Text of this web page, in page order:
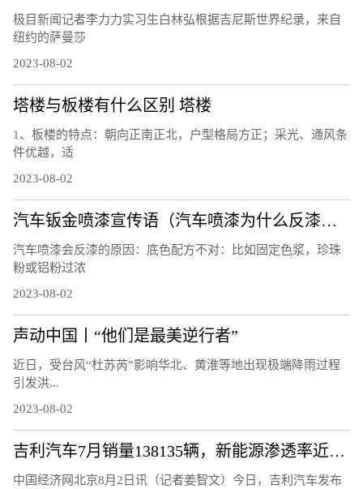
极目新闻记者李力力实习生白林弘根据吉尼斯世界纪录，来自
纽约的萨曼莎
2023-08-02
塔楼与板楼有什么区别 塔楼
1、板楼的特点：朝向正南正北，户型格局方正；采光、通风条
件优越，适
2023-08-02
汽车钣金喷漆宣传语（汽车喷漆为什么反漆？）
汽车喷漆会反漆的原因：底色配方不对：比如固定色浆，珍珠
粉或铝粉过浓
2023-08-02
声动中国丨“他们是最美逆行者”
近日，受台风“杜苏芮”影响华北、黄淮等地出现极端降雨过程
引发洪...
2023-08-02
吉利汽车7月销量138135辆，新能源渗透率近30%
中国经济网北京8月2日讯（记者姜智文）今日，吉利汽车发布